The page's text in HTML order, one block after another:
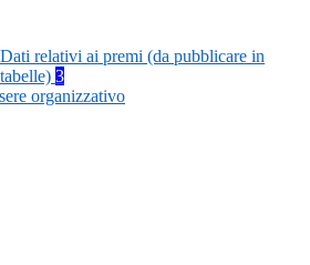
Dati relativi ai premi (da pubblicare in
tabelle) 3
organizzativo